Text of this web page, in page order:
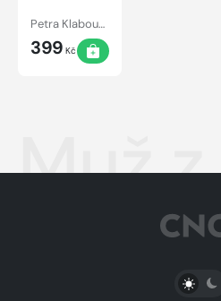
Petra Klabouchová
399 Kč
Muž